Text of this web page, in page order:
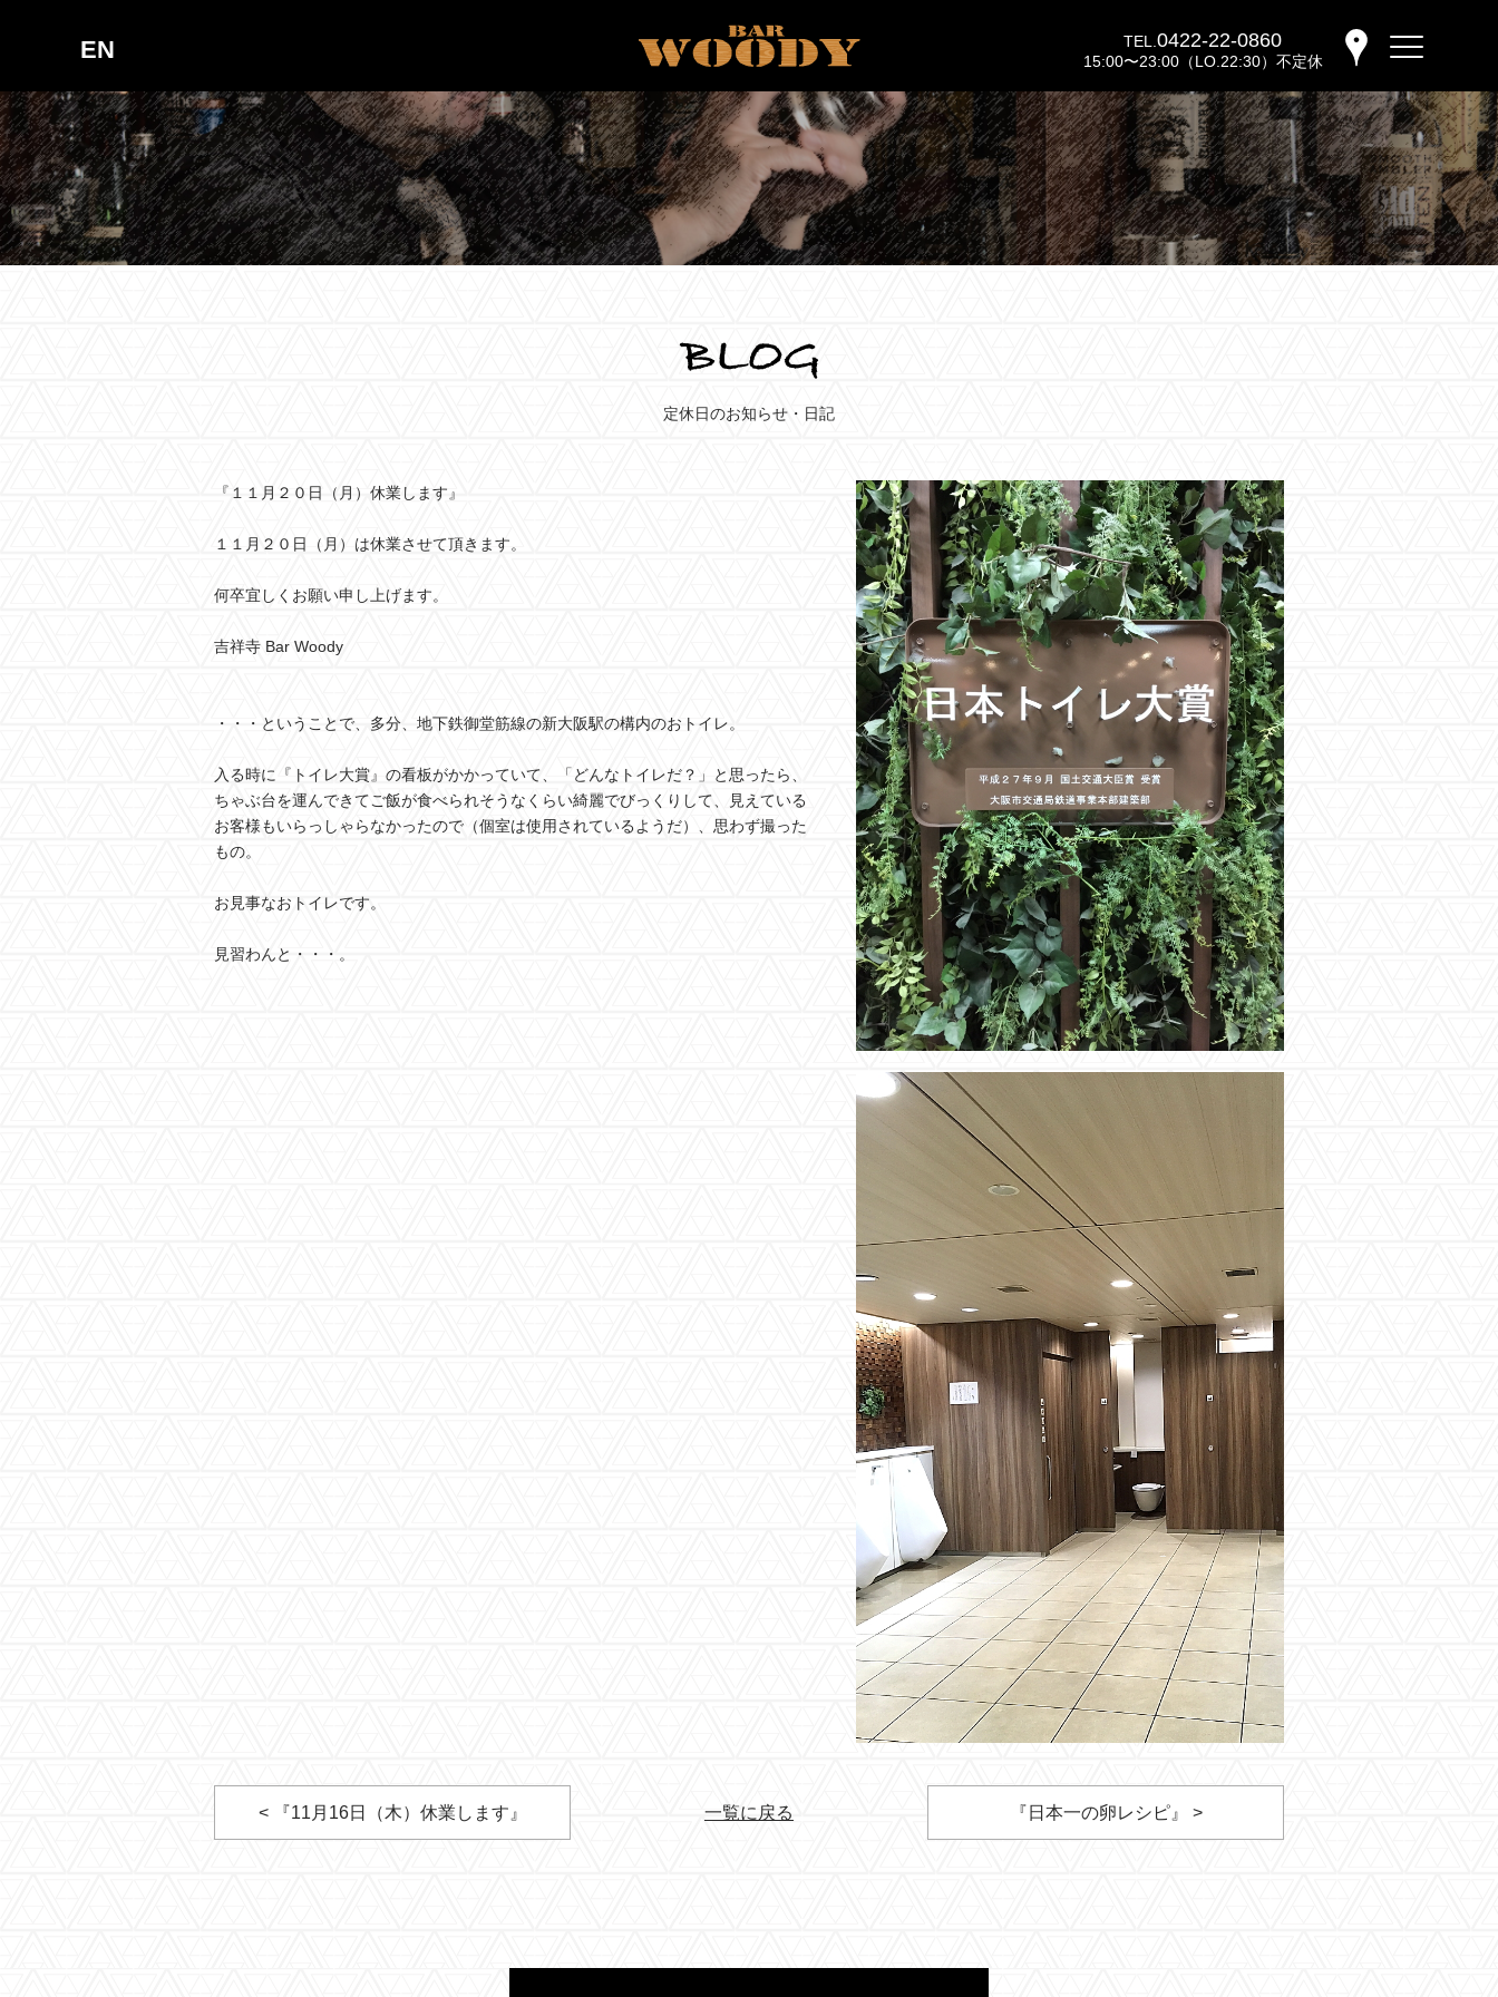
バーウッディTOP
バー ウッディについて
メニュー＆料金
おすすめカクテル
EN TEL.0422-22-0860
15:00〜23:00（LO.22:30）不定休
定休日のお知らせ・日記
『１１月２０日（月）休業します』
１１月２０日（月）は休業させて頂きます。
何卒宜しくお願い申し上げます。
吉祥寺 Bar Woody
・・・ということで、多分、地下鉄御堂筋線の新大阪駅の構内のおトイレ。
入る時に『トイレ大賞』の看板がかかっていて、「どんなトイレだ？」と思ったら、
ちゃぶ台を運んできてご飯が食べられそうなくらい綺麗でびっくりして、見えている
お客様もいらっしゃらなかったので（個室は使用されているようだ）、思わず撮った
もの。
お見事なおトイレです。
見習わんと・・・。
< 『11月16日（木）休業します』 『日本一の卵レシピ』 >
一覧に戻る